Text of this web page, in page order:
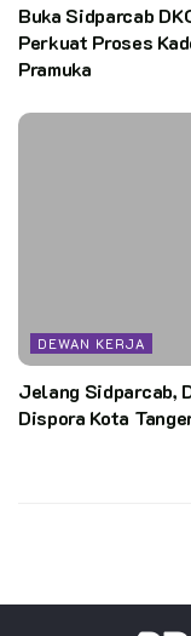
Buka Sidparcab
Perkuat Proses
Pramuka
DEWAN KERJA
Jelang Sidparcab,
Dispora Kota